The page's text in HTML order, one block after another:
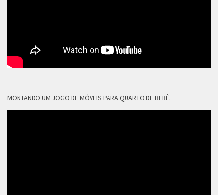
MONTANDO UM JOGO DE MÓVEIS PARA QUARTO DE BEBÊ.